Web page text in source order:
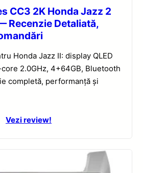
CC3 2K Honda Jazz 2
Recenzie Detaliată,
Honda Jazz II: display QLED
2.0GHz, 4+64GB, Bluetooth
completă, performanță și
Vezi review!